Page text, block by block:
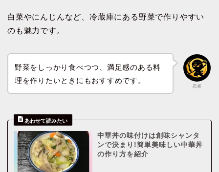
白菜やにんじんなど、冷蔵庫にある野菜で作りやすい
のも魅力です。
忍者
野菜をしっかり食べつつ、満足感のある料
理を作りたいときにもおすすめです。
中華丼の味付けは創味シャンタ
ンで決まり!簡単美味しい中華丼
の作り方を紹介